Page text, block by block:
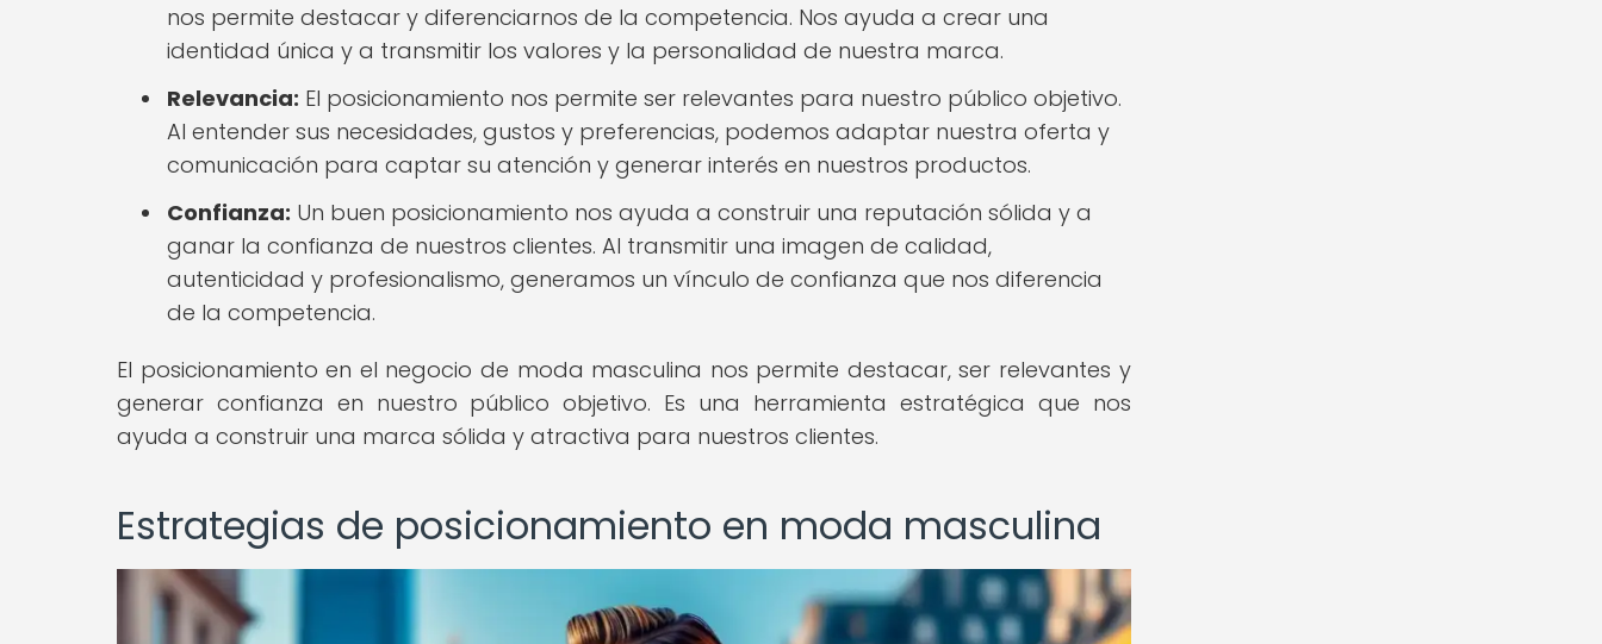
nos permite destacar y diferenciarnos de la competencia. Nos ayuda a crear una
identidad única y a transmitir los valores y la personalidad de nuestra marca.
Relevancia: El posicionamiento nos permite ser relevantes para nuestro público objetivo.
Al entender sus necesidades, gustos y preferencias, podemos adaptar nuestra oferta y
comunicación para captar su atención y generar interés en nuestros productos.
Confianza: Un buen posicionamiento nos ayuda a construir una reputación sólida y a
ganar la confianza de nuestros clientes. Al transmitir una imagen de calidad,
autenticidad y profesionalismo, generamos un vínculo de confianza que nos diferencia
de la competencia.
El posicionamiento en el negocio de moda masculina nos permite destacar, ser relevantes y
generar confianza en nuestro público objetivo. Es una herramienta estratégica que nos
ayuda a construir una marca sólida y atractiva para nuestros clientes.
Estrategias de posicionamiento en moda masculina